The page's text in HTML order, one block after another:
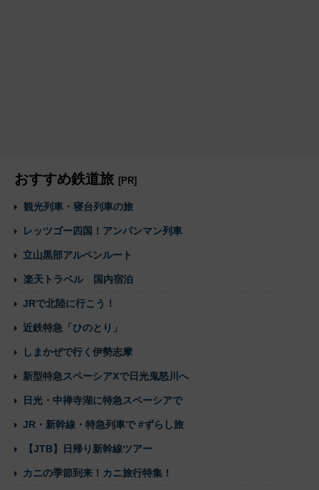
おすすめ鉄道旅 [PR]
観光列車・寝台列車の旅
レッツゴー四国！アンパンマン列車
立山黒部アルペンルート
楽天トラベル 国内宿泊
JRで北陸に行こう！
近鉄特急「ひのとり」
しまかぜで行く伊勢志摩
新型特急スペーシアXで日光鬼怒川へ
日光・中禅寺湖に特急スペーシアで
JR・新幹線・特急列車で #ずらし旅
【JTB】日帰り新幹線ツアー
カニの季節到来！カニ旅行特集！